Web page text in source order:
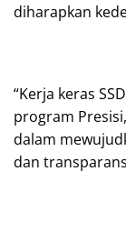
diharapkan
“Kerja keras
program
dalam
dan